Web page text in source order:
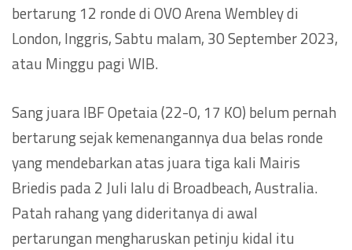
bertarung 12 ronde di OVO Arena Wembley di
London, Inggris, Sabtu malam, 30 September 2023,
atau Minggu pagi WIB.
Sang juara IBF Opetaia (22-0, 17 KO) belum pernah
bertarung sejak kemenangannya dua belas ronde
yang mendebarkan atas juara tiga kali Mairis
Briedis pada 2 Juli lalu di Broadbeach, Australia.
Patah rahang yang dideritanya di awal
pertarungan mengharuskan petinju kidal itu